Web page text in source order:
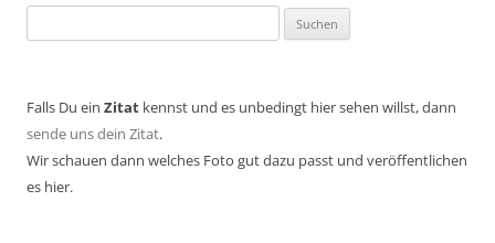
nach:
Falls Du ein Zitat kennst und es unbedingt hier sehen willst, dann
sende uns dein Zitat.
Wir schauen dann welches Foto gut dazu passt und veröffentlichen
es hier.